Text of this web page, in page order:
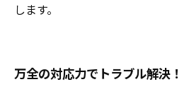
します。
万全の対応力でトラブル解決！